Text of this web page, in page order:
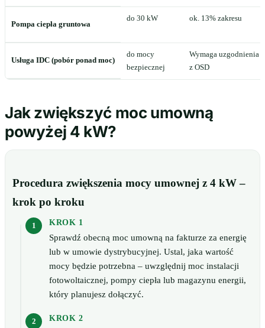
Pompa ciepła gruntowa
do 30 kW ok. 13% zakresu
Usługa IDC (pobór ponad moc)
do mocy
bezpiecznej
Wymaga uzgodnienia
z OSD
Jak zwiększyć moc umowną
powyżej 4 kW?
Procedura zwiększenia mocy umownej z 4 kW –
krok po kroku
KROK 1
Sprawdź obecną moc umowną na fakturze za energię
lub w umowie dystrybucyjnej. Ustal, jaka wartość
mocy będzie potrzebna – uwzględnij moc instalacji
fotowoltaicznej, pompy ciepła lub magazynu energii,
który planujesz dołączyć.
KROK 2